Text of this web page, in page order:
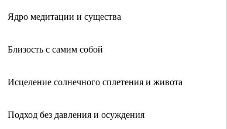
Ядро медитации и существа
Близость с самим собой
Исцеление солнечного сплетения и живота
Подход без давления и осуждения